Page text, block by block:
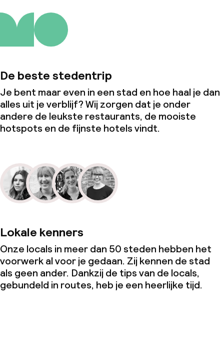
De beste stedentrip
Je bent maar even in een stad en hoe haal je dan
alles uit je verblijf? Wij zorgen dat je onder
andere de leukste restaurants, de mooiste
hotspots en de fijnste hotels vindt.
Lokale kenners
Onze locals in meer dan 50 steden hebben het
voorwerk al voor je gedaan. Zij kennen de stad
als geen ander. Dankzij de tips van de locals,
gebundeld in routes, heb je een heerlijke tijd.